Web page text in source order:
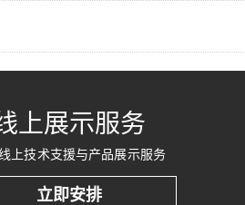
上展示服务
上技术支援与产品展示服务
立即安排